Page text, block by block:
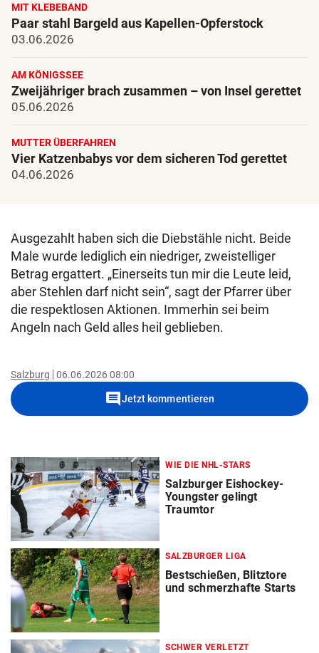
MIT KLEBEBAND
Paar stahl Bargeld aus Kapellen-Opferstock
03.06.2026
AM KÖNIGSSEE
Zweijähriger brach zusammen – von Insel gerettet
05.06.2026
MUTTER ÜBERFAHREN
Vier Katzenbabys vor dem sicheren Tod gerettet
04.06.2026
Ausgezahlt haben sich die Diebstähle nicht. Beide
Male wurde lediglich ein niedriger, zweistelliger
Betrag ergattert. „Einerseits tun mir die Leute leid,
aber Stehlen darf nicht sein“, sagt der Pfarrer über
die respektlosen Aktionen. Immerhin sei beim
Angeln nach Geld alles heil geblieben.
Salzburg 06.06.2026 08:00
commentJetzt kommentieren
WIE DIE NHL-STARS
Salzburger Eishockey-
Youngster gelingt
Traumtor
SALZBURGER LIGA
Bestschießen, Blitztore
und schmerzhafte Starts
SCHWER VERLETZT